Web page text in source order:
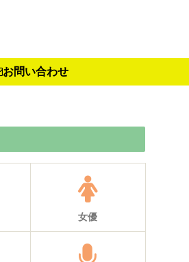
お問い合わせ
女優